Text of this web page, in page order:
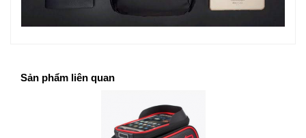
Sản phẩm liên quan